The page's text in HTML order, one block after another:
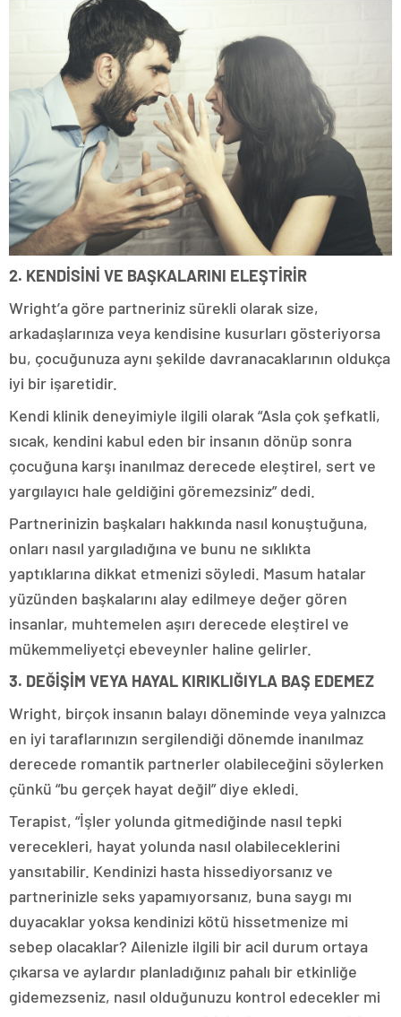
2. KENDİSİNİ VE BAŞKALARINI ELEŞTİRİR
Wright’a göre partneriniz sürekli olarak size,
arkadaşlarınıza veya kendisine kusurları gösteriyorsa
bu, çocuğunuza aynı şekilde davranacaklarının oldukça
iyi bir işaretidir.
Kendi klinik deneyimiyle ilgili olarak “Asla çok şefkatli,
sıcak, kendini kabul eden bir insanın dönüp sonra
çocuğuna karşı inanılmaz derecede eleştirel, sert ve
yargılayıcı hale geldiğini göremezsiniz” dedi.
Partnerinizin başkaları hakkında nasıl konuştuğuna,
onları nasıl yargıladığına ve bunu ne sıklıkta
yaptıklarına dikkat etmenizi söyledi. Masum hatalar
yüzünden başkalarını alay edilmeye değer gören
insanlar, muhtemelen aşırı derecede eleştirel ve
mükemmeliyetçi ebeveynler haline gelirler.
3. DEĞİŞİM VEYA HAYAL KIRIKLIĞIYLA BAŞ EDEMEZ
Wright, birçok insanın balayı döneminde veya yalnızca
en iyi taraflarınızın sergilendiği dönemde inanılmaz
derecede romantik partnerler olabileceğini söylerken
çünkü “bu gerçek hayat değil” diye ekledi.
Terapist, “İşler yolunda gitmediğinde nasıl tepki
verecekleri, hayat yolunda nasıl olabileceklerini
yansıtabilir. Kendinizi hasta hissediyorsanız ve
partnerinizle seks yapamıyorsanız, buna saygı mı
duyacaklar yoksa kendinizi kötü hissetmenize mi
sebep olacaklar? Ailenizle ilgili bir acil durum ortaya
çıkarsa ve aylardır planladığınız pahalı bir etkinliğe
gidemezseniz, nasıl olduğunuzu kontrol edecekler mi